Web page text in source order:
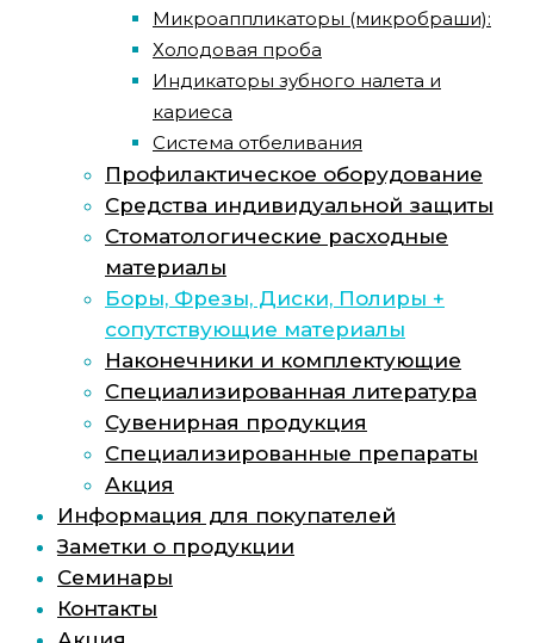
Микроаппликаторы (микробраши):
Холодовая проба
Индикаторы зубного налета и
кариеса
Система отбеливания
Профилактическое оборудование
Средства индивидуальной защиты
Стоматологические расходные
материалы
Боры, Фрезы, Диски, Полиры +
сопутствующие материалы
Наконечники и комплектующие
Специализированная литература
Сувенирная продукция
Специализированные препараты
Акция
Информация для покупателей
Заметки о продукции
Семинары
Контакты